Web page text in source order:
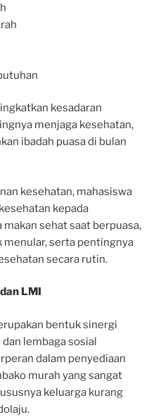
kesadaran
menjaga kesehatan,
ibadah puasa di bulan
kesehatan, mahasiswa
kepada
sehat saat berpuasa,
menular, serta pentingnya
secara rutin.
LMI
bentuk sinergi
lembaga sosial
dalam penyediaan
murah yang sangat
keluarga kurang